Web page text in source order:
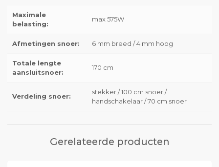
Maximale
belasting:
max 575W
Afmetingen snoer: 6 mm breed / 4 mm hoog
Totale lengte
aansluitsnoer:
170 cm
Verdeling snoer:
stekker / 100 cm snoer /
handschakelaar / 70 cm snoer
Gerelateerde producten